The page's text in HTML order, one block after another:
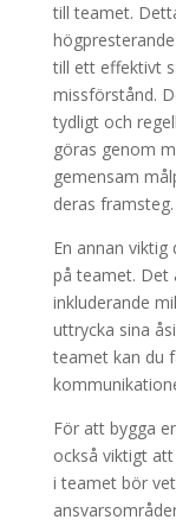
till teamet.
till ett effektivt
missförstånd.
tydligt och
göras genom
gemensam
deras framsteg.
En annan
på teamet. Det
inkluderande
uttrycka sina
teamet kan du
För att bygga
också viktigt
i teamet bör